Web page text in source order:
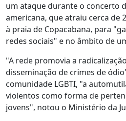
um ataque durante o concerto
americana, que atraiu cerca de
à praia de Copacabana, para
redes sociais" e no âmbito de
"A rede promovia a
disseminação de crimes de
comunidade LGBTI, "a
violentos como forma de
jovens", notou o Ministério da